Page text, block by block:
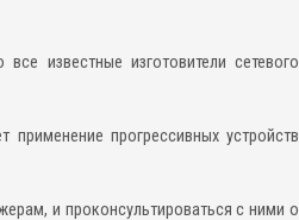
известные изготовители сетевого
прогрессивных устройств
и проконсультироваться с ними о